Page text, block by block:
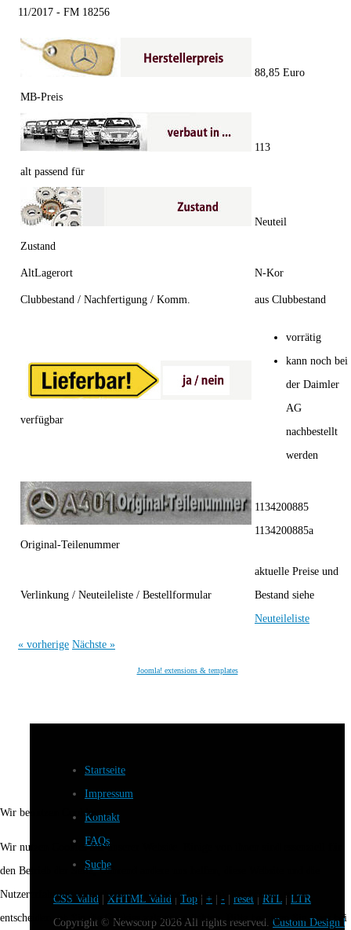
11/2017 - FM 18256
MB-Preis
88,85 Euro
alt passend für
113
Zustand
Neuteil
AltLagerort N-Kor
Clubbestand / Nachfertigung / Komm. aus Clubbestand
verfügbar
vorrätig
kann noch bei
der Daimler
AG
nachbestellt
werden
Original-Teilenummer
1134200885
1134200885a
Verlinkung / Neuteileliste / Bestellformular
aktuelle Preise und
Bestand siehe
Neuteileliste
« vorherige Nächste »
Joomla! extensions & templates
Startseite
Impressum
Kontakt
FAQs
Suche
CSS Valid XHTML Valid | Top | + - reset | RTL | LTR
Copyright © Newscorp 2026 All rights reserved. Custom Design
Wir benutzen Cookies
Wir nutzen Cookies auf unserer Website. Einige von ihnen sind essenziell für
den Betrieb der Seite, während andere uns helfen, diese Website und die
Nutzererfahrung zu verbessern (Tracking Cookies). Sie können selbst
entscheiden, ob Sie die Cookies zulassen möchten. Bitte beachten Sie, dass bei